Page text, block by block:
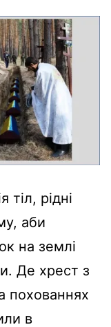
тіл, рідні
аби
на землі
Де хрест з
похованнях
в